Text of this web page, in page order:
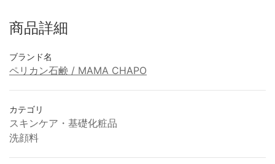
商品詳細
ブランド名
ペリカン石鹸 / MAMA CHAPO
カテゴリ
スキンケア・基礎化粧品
洗顔料